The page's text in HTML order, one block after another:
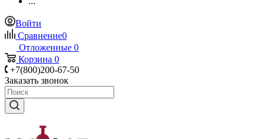
Войти
Сравнение0
Отложенные 0
Корзина 0
+7(800)200-67-50
Заказать звонок